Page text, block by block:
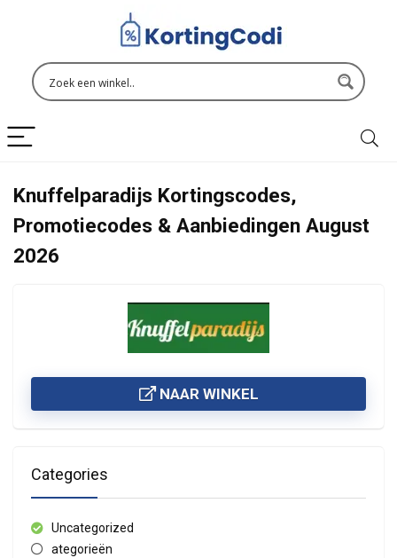
Knuffelparadijs Kortingscodes,
Promotiecodes & Aanbiedingen August
2026
NAAR WINKEL
Categories
Uncategorized
ategorieën